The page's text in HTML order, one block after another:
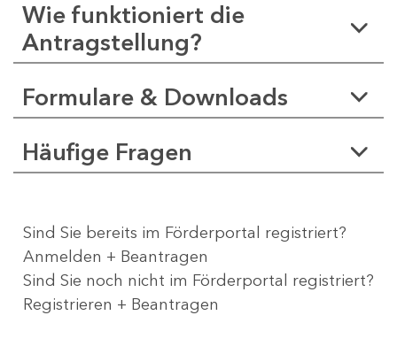
Wie funktioniert die
Antragstellung?
Formulare & Downloads
Häufige Fragen
Sind Sie bereits im Förderportal registriert?
Anmelden + Beantragen
Sind Sie noch nicht im Förderportal registriert?
Registrieren + Beantragen